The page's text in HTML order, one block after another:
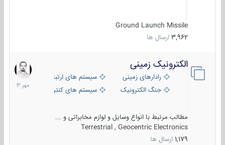
Ground Launch Missile
3,962 ارسال ها
الکترونیک زمینی
رادارهای زمینی
سیستم های ارتباطی و جمع آوری
جنگ الکترونیک
سیستم های کنترل آتش و تجهیزات
مطالب مرتبط با انواع وسایل و لوازم مخابراتی و ...
Terrestrial , Geocentric Electronics
1,179 ارسال ها
1
مهر
1403